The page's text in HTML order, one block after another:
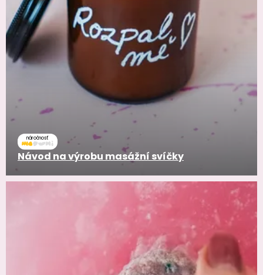
náročnosť
Návod na výrobu masážní svíčky